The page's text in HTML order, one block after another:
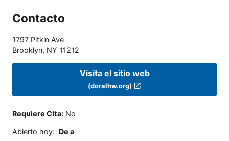
Contacto
1797 Pitkin Ave
Brooklyn, NY 11212
Visita el sitio web
(doralhw.org)
Requiere Cita: No
Abierto hoy: De a